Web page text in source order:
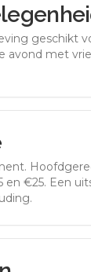
geschikt
avond met
.
en €25. Een